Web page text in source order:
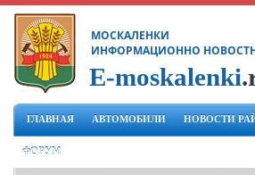
МОСКАЛЕНКИ
ИНФОРМАЦИОННО
E-moskalenki
ГЛАВНАЯ АВТОМОБИЛИ НОВОСТИ
ФОРУМ